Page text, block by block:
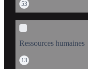
53
Ressources humaines
13